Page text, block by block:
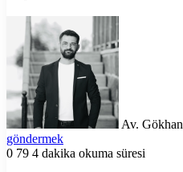
Av.
göndermek
0 79 4 dakika okuma süresi